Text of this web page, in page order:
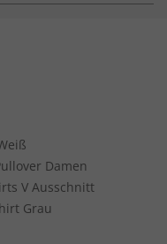
Damen
V Ausschnitt
Grau